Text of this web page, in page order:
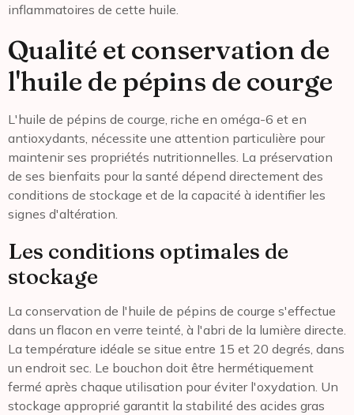
inflammatoires de cette huile.
Qualité et conservation de
l'huile de pépins de courge
L'huile de pépins de courge, riche en oméga-6 et en
antioxydants, nécessite une attention particulière pour
maintenir ses propriétés nutritionnelles. La préservation
de ses bienfaits pour la santé dépend directement des
conditions de stockage et de la capacité à identifier les
signes d'altération.
Les conditions optimales de
stockage
La conservation de l'huile de pépins de courge s'effectue
dans un flacon en verre teinté, à l'abri de la lumière directe.
La température idéale se situe entre 15 et 20 degrés, dans
un endroit sec. Le bouchon doit être hermétiquement
fermé après chaque utilisation pour éviter l'oxydation. Un
stockage approprié garantit la stabilité des acides gras